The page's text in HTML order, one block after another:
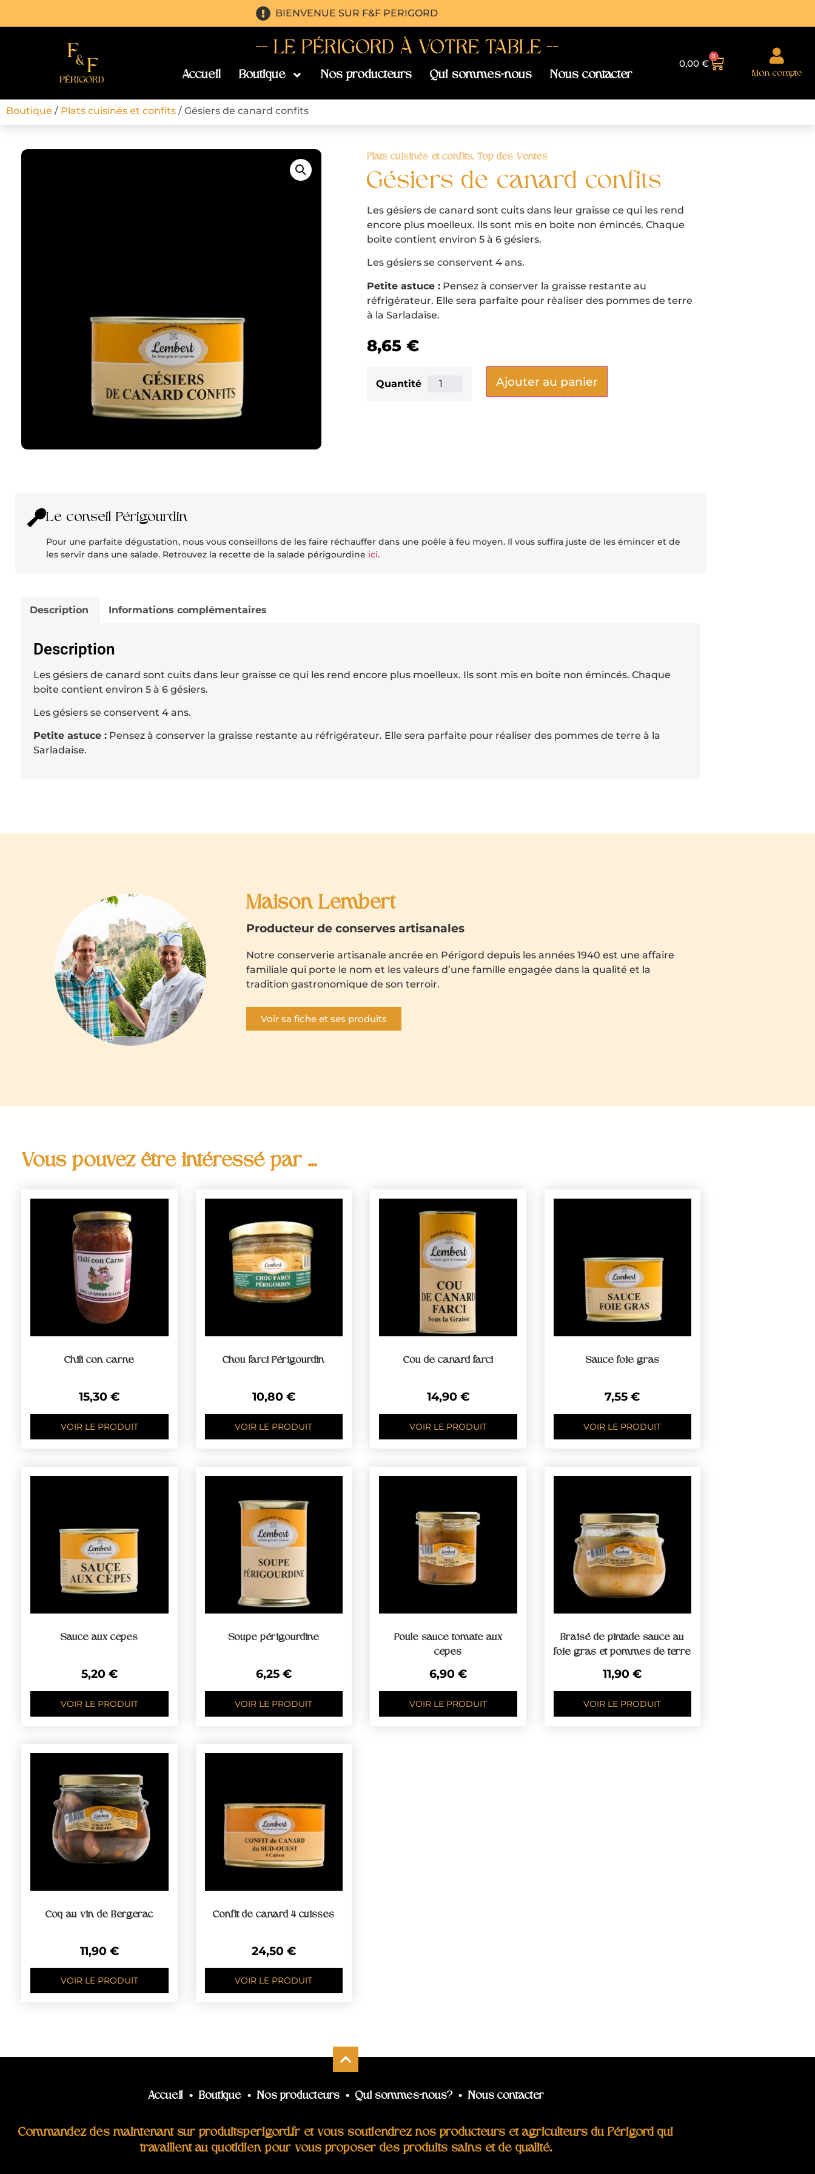
BIENVENUE SUR F&F PERIGORD
-- LE PÉRIGORD À VOTRE TABLE --
Accueil Boutique Nos producteurs Qui sommes-nous Nous contacter
0,00 €
0
Mon compte
Boutique / Plats cuisinés et confits / Gésiers de canard confits
Plats cuisinés et confits, Top des Ventes
Gésiers de canard confits
Les gésiers de canard sont cuits dans leur graisse ce qui les rend
encore plus moelleux. Ils sont mis en boite non émincés. Chaque
boite contient environ 5 à 6 gésiers.
Les gésiers se conservent 4 ans.
Petite astuce : Pensez à conserver la graisse restante au
réfrigérateur. Elle sera parfaite pour réaliser des pommes de terre
à la Sarladaise.
8,65 €
Ajouter au panier
Le conseil Périgourdin
Pour une parfaite dégustation, nous vous conseillons de les faire réchauffer dans une poêle à feu moyen. Il vous suffira juste de les émincer et de
les servir dans une salade. Retrouvez la recette de la salade périgourdine ici.
Description Informations complémentaires
Description
Les gésiers de canard sont cuits dans leur graisse ce qui les rend encore plus moelleux. Ils sont mis en boite non émincés. Chaque
boite contient environ 5 à 6 gésiers.
Les gésiers se conservent 4 ans.
Petite astuce : Pensez à conserver la graisse restante au réfrigérateur. Elle sera parfaite pour réaliser des pommes de terre à la
Sarladaise.
Maison Lembert
Producteur de conserves artisanales
Notre conserverie artisanale ancrée en Périgord depuis les années 1940 est une affaire
familiale qui porte le nom et les valeurs d’une famille engagée dans la qualité et la
tradition gastronomique de son terroir.
Voir sa fiche et ses produits
Vous pouvez être intéressé par ...
Chili con carne
15,30€
VOIR LE PRODUIT
Chou farci Périgourdin
10,80 €
VOIR LE PRODUIT
Cou de canard farci
14,90 €
VOIR LE PRODUIT
Sauce foie gras
7,55€
VOIR LE PRODUIT
Sauce aux cèpes
5,20 €
VOIR LE PRODUIT
Soupe périgourdine
6,25 €
VOIR LE PRODUIT
Poule sauce tomate aux
cèpes
6,90 €
VOIR LE PRODUIT
Braisé de pintade sauce au
foie gras et pommes de terre
11,90€
VOIR LE PRODUIT
Coq au vin de Bergerac
11,90 €
VOIR LE PRODUIT
Confit de canard 4 cuisses
24,50 €
VOIR LE PRODUIT
Accueil•Boutique•Nos producteurs•Qui sommes-nous?•Nous contacter
Commandez dès maintenant sur produitsperigord.fr et vous soutiendrez nos producteurs et agriculteurs du Périgord qui
travaillent au quotidien pour vous proposer des produits sains et de qualité.